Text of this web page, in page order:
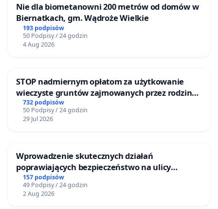
Nie dla biometanowni 200 metrów od domów w
Biernatkach, gm. Wądroże Wielkie
193 podpisów
50 Podpisy / 24 godzin
4 Aug 2026
STOP nadmiernym opłatom za użytkowanie
wieczyste gruntów zajmowanych przez rodzinne
ogrody działkowe.
732 podpisów
50 Podpisy / 24 godzin
29 Jul 2026
Wprowadzenie skutecznych działań
poprawiających bezpieczeństwo na ulicy
Żeromskiego w Otwocku
157 podpisów
49 Podpisy / 24 godzin
2 Aug 2026